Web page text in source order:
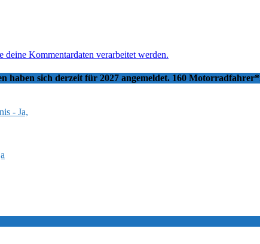
deine Kommentardaten verarbeitet werden.
sich derzeit für 2027 angemeldet. 160
- Ja,